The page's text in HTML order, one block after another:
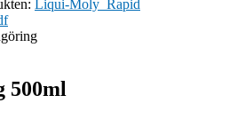
Liqui-Moly_Rapid
500ml